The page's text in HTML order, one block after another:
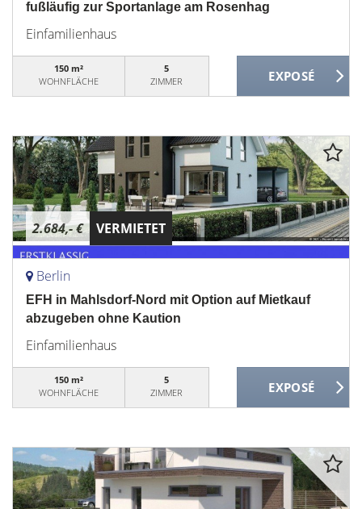
fußläufig zur Sportanlage am Rosenhag
Einfamilienhaus
150 m²
WOHNFLÄCHE
5
ZIMMER
2.684,- € VERMIETET
Berlin
EFH in Mahlsdorf-Nord mit Option auf Mietkauf
abzugeben ohne Kaution
Einfamilienhaus
150 m²
WOHNFLÄCHE
5
ZIMMER